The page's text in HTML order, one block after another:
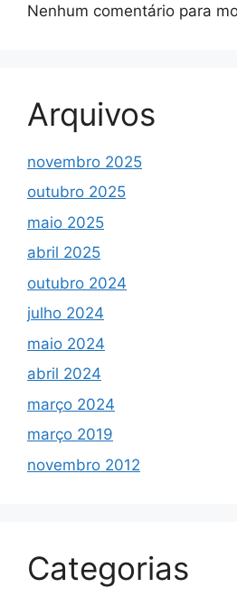
Nenhum comentário para
Arquivos
novembro 2025
outubro 2025
maio 2025
abril 2025
outubro 2024
julho 2024
maio 2024
abril 2024
março 2024
março 2019
novembro 2012
Categorias